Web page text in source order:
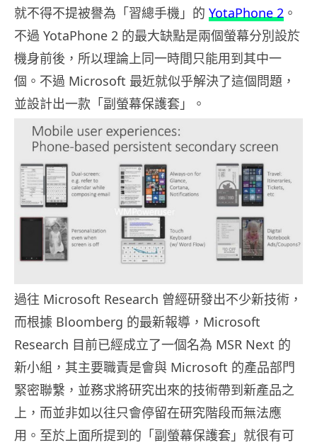
就不得不提被譽為「習總手機」的 YotaPhone 2 。
不過 YotaPhone 2 的最大缺點是兩個螢幕分別設於
機身前後，所以理論上同一時間只能用到其中一
個。不過 Microsoft 最近就似乎解決了這個問題，
並設計出一款「副螢幕保護套」。
過往 Microsoft Research 曾經研發出不少新技術，
而根據 Bloomberg 的最新報導，Microsoft
Research 目前已經成立了一個名為 MSR Next 的
新小組，其主要職責是會與 Microsoft 的產品部門
緊密聯繫，並務求將研究出來的技術帶到新產品之
上，而並非如以往只會停留在研究階段而無法應
用。至於上面所提到的「副螢幕保護套」就很有可